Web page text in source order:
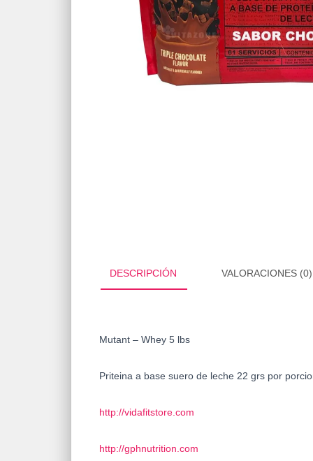
DESCRIPCIÓN VALORACIONES (0)
Mutant – Whey 5 lbs
Priteina a base suero de leche 22 grs por
http://vidafitstore.com
http://gphnutrition.com